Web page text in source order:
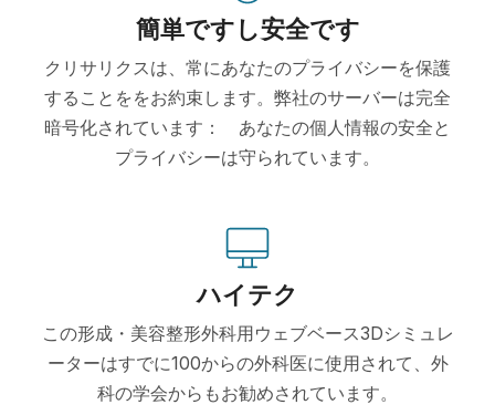
簡単ですし安全です
クリサリクスは、常にあなたのプライバシーを保護
することををお約束します。弊社のサーバーは完全
暗号化されています： あなたの個人情報の安全と
プライバシーは守られています。
ハイテク
この形成・美容整形外科用ウェブベース3Dシミュレ
ーターはすでに100からの外科医に使用されて、外
科の学会からもお勧めされています。